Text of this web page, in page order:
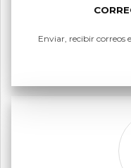
Enviar, recibir correos